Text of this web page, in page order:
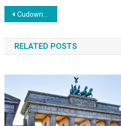
Nawigacja
wpisu
Cudowne Plaże Hiszpanii: Perły Costa del Sol i Costa Brava
RELATED POSTS